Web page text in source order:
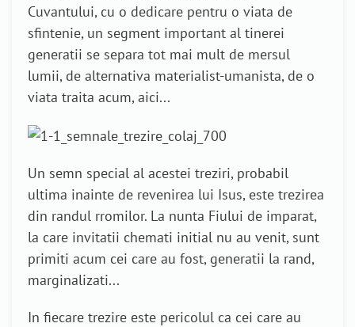
Cuvantului, cu o dedicare pentru o viata de
sfintenie, un segment important al tinerei
generatii se separa tot mai mult de mersul
lumii, de alternativa materialist-umanista, de o
viata traita acum, aici...
Un semn special al acestei treziri, probabil
ultima inainte de revenirea lui Isus, este trezirea
din randul rromilor. La nunta Fiului de imparat,
la care invitatii chemati initial nu au venit, sunt
primiti acum cei care au fost, generatii la rand,
marginalizati...
In fiecare trezire este pericolul ca cei care au